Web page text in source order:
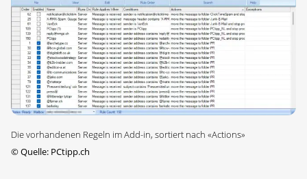
Die vorhandenen Regeln im Add-in, sortiert nach «Actions»
©Quelle: PCtipp.ch